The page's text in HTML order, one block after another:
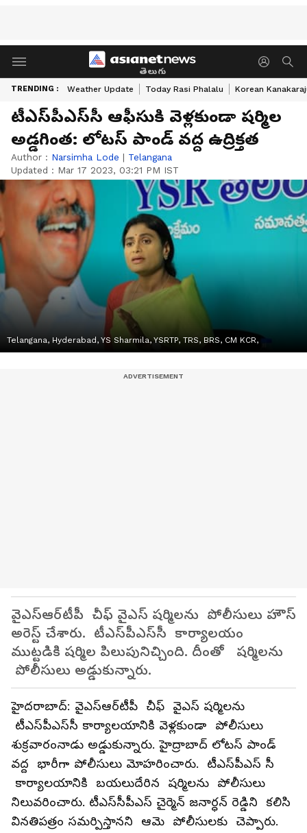
తెలుగు
TRENDING : Weather Update Today Rasi Phalalu Korean
టీఎస్‌పీఎస్‌సీ ఆఫీసుకి వెళ్లకుండా షర్మిల
అడ్డగింత: లోటస్ పాండ్ వద్ద ఉద్రిక్తత
Author : Narsimha Lode | Telangana
Updated : Mar 17 2023, 03:21 PM IST
Telangana, Hyderabad, YS Sharmila, YSRTP, TRS, BRS, CM KCR,
వైఎస్ఆర్‌టీపీ చీఫ్ వైఎస్ షర్మిలను పోలీసులు హౌస్
అరెస్ట్ చేశారు. టీఎస్‌పీఎస్‌సీ కార్యాలయం
ముట్టడికి షర్మిల పిలుపునిచ్చింది. దీంతో షర్మిలను
పోలీసులు అడ్డుకున్నారు.
హైదరాబాద్: వైఎస్ఆర్‌టీపీ చీఫ్ వైఎస్ షర్మిలను
టీఎస్‌పీఎస్‌సీ కార్యాలయానికి వెళ్లకుండా పోలీసులు
శుక్రవారంనాడు అడ్డుకున్నారు. హైద్రాబాద్ లోటస్ పాండ్
వద్ద భారీగా పోలీసులు మోహరించారు. టీఎస్‌పీఎస్ సీ
కార్యాలయానికి బయలుదేరిన షర్మిలను పోలీసులు
నిలువరించారు. టీఎస్‌సీపీఎస్ చైర్మెన్ జనార్ధన్ రెడ్డిని కలిసి
వినతిపత్రం సమర్పిస్తానని ఆమె పోలీసులకు చెప్పారు.